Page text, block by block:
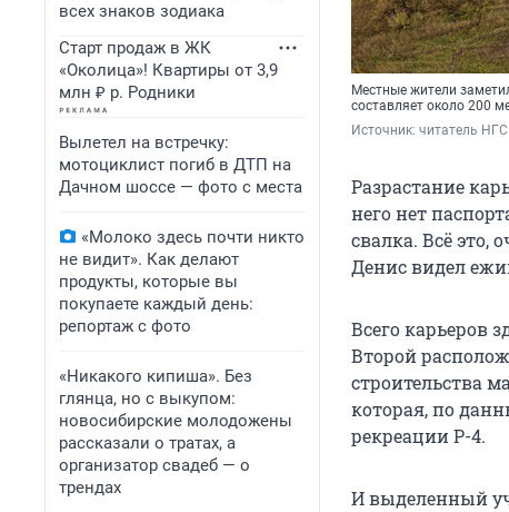
всех знаков зодиака
Старт продаж в ЖК
«Околица»! Квартиры от 3,9
млн ₽ р. Родники
Вылетел на встречку:
мотоциклист погиб в ДТП на
Дачном шоссе — фото с места
«Молоко здесь почти никто
не видит». Как делают
продукты, которые вы
покупаете каждый день:
репортаж с фото
«Никакого кипиша». Без
глянца, но с выкупом:
новосибирские молодожены
рассказали о тратах, а
организатор свадеб — о
трендах
Местные жители
составляет около 200
Источник: читатель НГС
Разрастание
него нет
свалка. Всё это,
Денис видел
Всего карьеров
Второй
строительства
которая, по
рекреации Р-4.
И выделенный